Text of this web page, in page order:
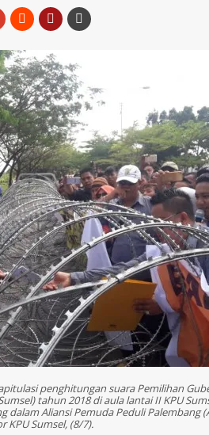
penghitungan suara Pemilihan
tahun 2018 di aula lantai II KPU
dalam Aliansi Pemuda Peduli Palembang
KPU Sumsel, (8/7).